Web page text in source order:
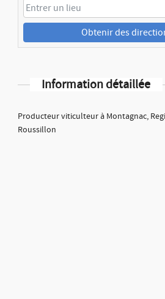
Obtenir des
Information détaillée
Producteur viticulteur à Montagnac,
Roussillon